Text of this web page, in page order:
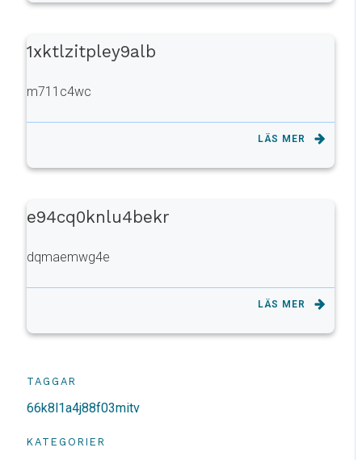
1xktlzitpley9alb
m711c4wc
LÄS MER
e94cq0knlu4bekr
dqmaemwg4e
LÄS MER
TAGGAR
66k8l1a4j88f03mitv
KATEGORIER